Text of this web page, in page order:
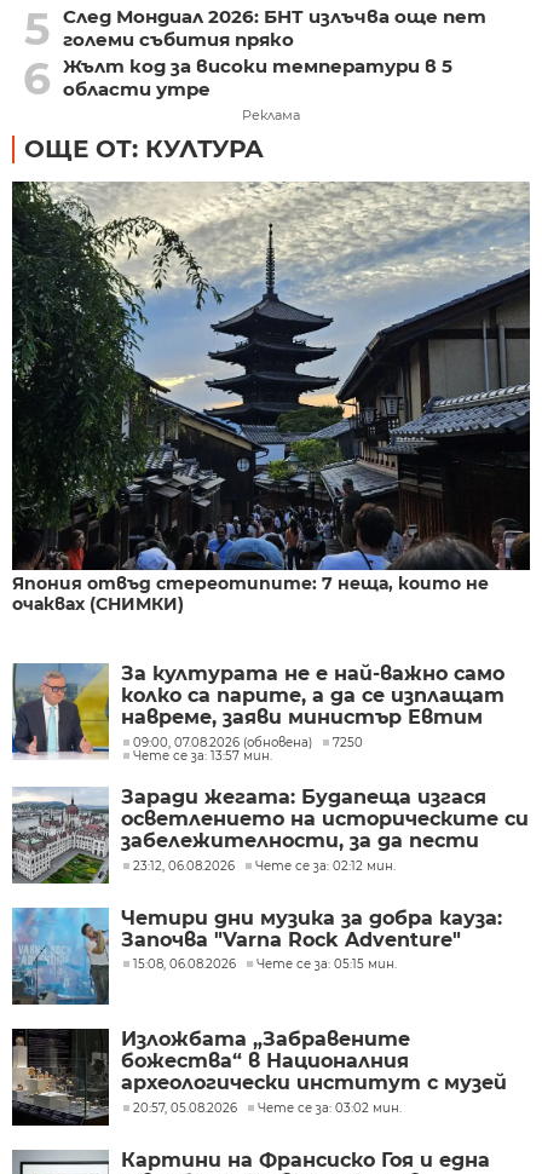
5 След Мондиал 2026: БНТ излъчва още пет
големи събития пряко
6 Жълт код за високи температури в 5
области утре
Реклама
ОЩЕ ОТ: КУЛТУРА
Япония отвъд стереотипите: 7 неща, които не
очаквах (СНИМКИ)
За културата не е най-важно само
колко са парите, а да се изплащат
навреме, заяви министър Евтим
Милошев
09:00, 07.08.2026 (обновена)
7250
Чете се за: 13:57 мин.
Заради жегата: Будапеща изгася
осветлението на историческите си
забележителности, за да пести
енергия
23:12, 06.08.2026 Чете се за: 02:12 мин.
Четири дни музика за добра кауза:
Започва "Varna Rock Adventure"
15:08, 06.08.2026 Чете се за: 05:15 мин.
Изложбата „Забравените
божества“ в Националния
археологически институт с музей
при БАН
20:57, 05.08.2026 Чете се за: 03:02 мин.
Картини на Франсиско Гоя и една